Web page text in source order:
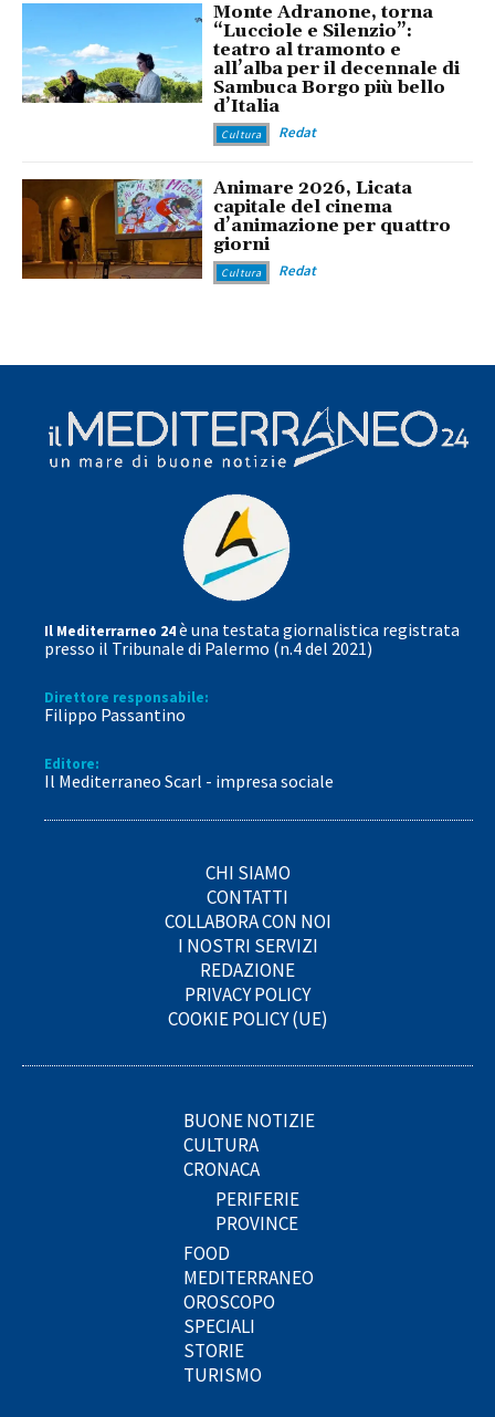
Monte Adranone, torna
“Lucciole e Silenzio”:
teatro al tramonto e
all’alba per il decennale di
Sambuca Borgo più bello
d’Italia
Cultura Redat
Animare 2026, Licata
capitale del cinema
d’animazione per quattro
giorni
Cultura Redat
Il Mediterrarneo 24è una testata giornalistica registrata
presso il Tribunale di Palermo (n.4 del 2021)
Direttore responsabile:
Filippo Passantino
Editore:
Il Mediterraneo Scarl - impresa sociale
CHI SIAMO
CONTATTI
COLLABORA CON NOI
I NOSTRI SERVIZI
REDAZIONE
PRIVACY POLICY
COOKIE POLICY (UE)
BUONE NOTIZIE
CULTURA
CRONACA
PERIFERIE
PROVINCE
FOOD
MEDITERRANEO
OROSCOPO
SPECIALI
STORIE
TURISMO